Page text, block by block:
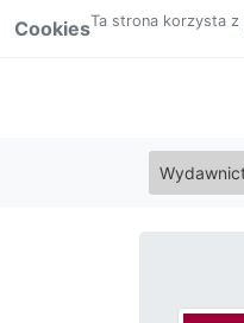
CookiesTa strona korzysta